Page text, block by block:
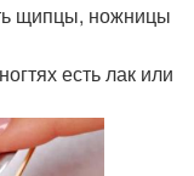
щипцы, ножницы
есть лак или